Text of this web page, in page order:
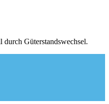
durch Güterstandswechsel.